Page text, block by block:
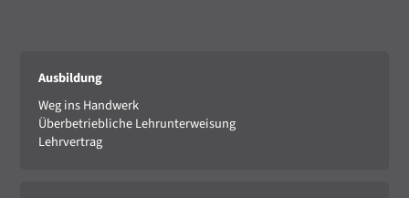
Ausbildung
Weg ins Handwerk
Überbetriebliche Lehrunterweisung
Lehrvertrag